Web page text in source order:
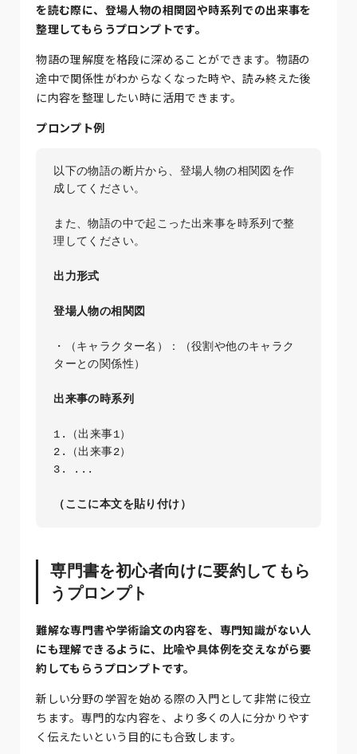
を読む際に、登場人物の相関図や時系列での出来事を
整理してもらうプロンプトです。
物語の理解度を格段に深めることができます。物語の
途中で関係性がわからなくなった時や、読み終えた後
に内容を整理したい時に活用できます。
プロンプト例
以下の物語の断片から、登場人物の相関図を作
成してください。
また、物語の中で起こった出来事を時系列で整
理してください。
出力形式
登場人物の相関図
・（キャラクター名）：（役割や他のキャラク
ターとの関係性）
出来事の時系列
1.（出来事1）
2.（出来事2）
3. ...
（ここに本文を貼り付け）
専門書を初心者向けに要約してもら
うプロンプト
難解な専門書や学術論文の内容を、専門知識がない人
にも理解できるように、比喩や具体例を交えながら要
約してもらうプロンプトです。
新しい分野の学習を始める際の入門として非常に役立
ちます。専門的な内容を、より多くの人に分かりやす
く伝えたいという目的にも合致します。